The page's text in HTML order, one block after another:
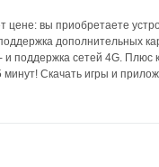
цене: вы приобретаете
дополнительных
и поддержка сетей 4G. Плюс
минут! Скачать игры и